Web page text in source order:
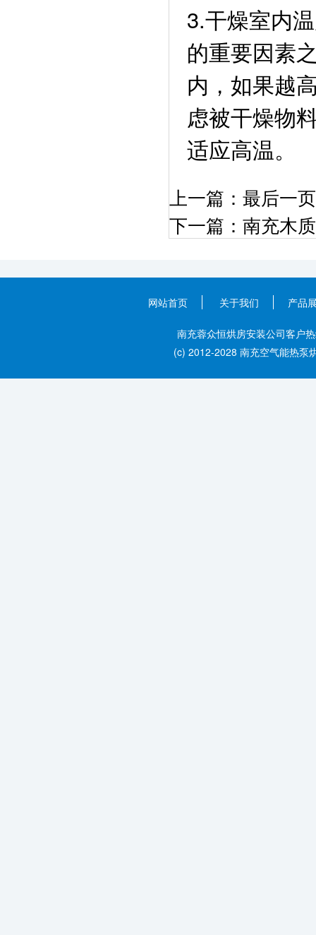
3.干燥室内
的重要因素
内，如果越
虑被干燥物
适应高温。
上一篇： 最后一页
下一篇： 南充木
网站首页 关于我们 产品
南充蓉众恒烘房安装公司客
(c) 2012-2028 南充空气能热泵